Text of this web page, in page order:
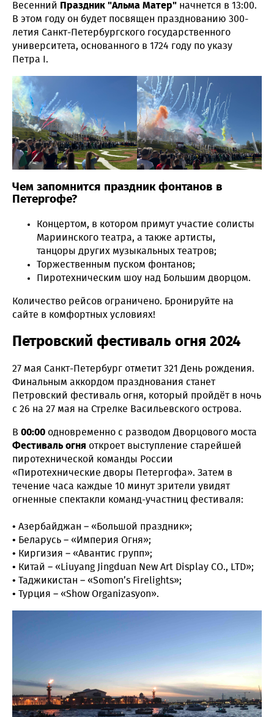
Весенний Праздник "Альма Матер" начнется в 13:00.
В этом году он будет посвящен празднованию 300-
летия Санкт-Петербургского государственного
университета, основанного в 1724 году по указу
Петра I.
Чем запомнится праздник фонтанов в
Петергофе?
Концертом, в котором примут участие солисты
Мариинского театра, а также артисты,
танцоры других музыкальных театров;
Торжественным пуском фонтанов;
Пиротехническим шоу над Большим дворцом.
Количество рейсов ограничено. Бронируйте на
сайте в комфортных условиях!
Петровский фестиваль огня 2024
27 мая Санкт-Петербург отметит 321 День рождения.
Финальным аккордом празднования станет
Петровский фестиваль огня, который пройдёт в ночь
с 26 на 27 мая на Стрелке Васильевского острова.
В 00:00 одновременно с разводом Дворцового моста
Фестиваль огня откроет выступление старейшей
пиротехнической команды России
«Пиротехнические дворы Петергофа». Затем в
течение часа каждые 10 минут зрители увидят
огненные спектакли команд-участниц фестиваля:
• Азербайджан – «Большой праздник»;
• Беларусь – «Империя Огня»;
• Киргизия – «Авантис групп»;
• Китай – «Liuyang Jingduan New Art Display CO., LTD»;
• Таджикистан – «Somon’s Firelights»;
• Турция – «Show Organizasyon».